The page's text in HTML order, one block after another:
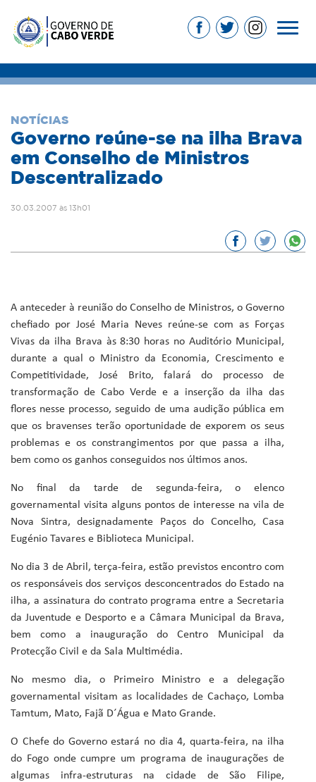
NOTÍCIAS
Governo reúne-se na ilha Brava
em Conselho de Ministros
Descentralizado
30.03.2007 às 13h01
A anteceder à reunião do Conselho de Ministros, o Governo
chefiado por José Maria Neves reúne-se com as Forças
Vivas da ilha Brava às 8:30 horas no Auditório Municipal,
durante a qual o Ministro da Economia, Crescimento e
Competitividade, José Brito, falará do processo de
transformação de Cabo Verde e a inserção da ilha das
flores nesse processo, seguido de uma audição pública em
que os bravenses terão oportunidade de exporem os seus
problemas e os constrangimentos por que passa a ilha,
bem como os ganhos conseguidos nos últimos anos.
No final da tarde de segunda-feira, o elenco
governamental visita alguns pontos de interesse na vila de
Nova Sintra, designadamente Paços do Concelho, Casa
Eugénio Tavares e Biblioteca Municipal.
No dia 3 de Abril, terça-feira, estão previstos encontro com
os responsáveis dos serviços desconcentrados do Estado na
ilha, a assinatura do contrato programa entre a Secretaria
da Juventude e Desporto e a Câmara Municipal da Brava,
bem como a inauguração do Centro Municipal da
Protecção Civil e da Sala Multimédia.
No mesmo dia, o Primeiro Ministro e a delegação
governamental visitam as localidades de Cachaço, Lomba
Tamtum, Mato, Fajã D´Água e Mato Grande.
O Chefe do Governo estará no dia 4, quarta-feira, na ilha
do Fogo onde cumpre um programa de inaugurações de
algumas infra-estruturas na cidade de São Filipe,